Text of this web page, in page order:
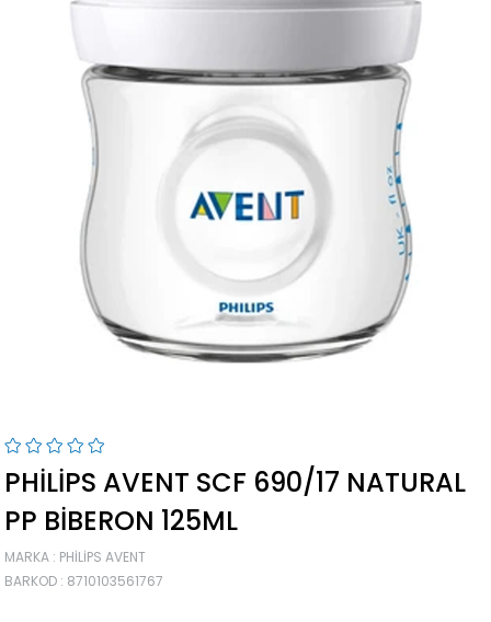
PHILIPS AVENT SCF 690/17 NATURAL
PP BIBERON 125ML
MARKA : PHILIPS AVENT
BARKOD : 8710103561767